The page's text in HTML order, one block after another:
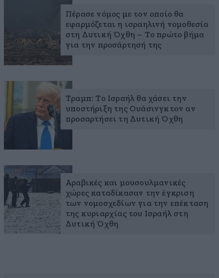
Πέρασε νόμος με τον οποίο θα
εφαρμόζεται η ισραηλινή νομοθεσία
στη Δυτική Όχθη – Το πρώτο βήμα
για την προσάρτησή της
Τραμπ: Το Ισραήλ θα χάσει την
υποστήριξη της Ουάσινγκτον αν
προσαρτήσει τη Δυτική Όχθη
Αραβικές και μουσουλμανικές
χώρες καταδίκασαν την έγκριση
των νομοσχεδίων για την επέκταση
της κυριαρχίας του Ισραήλ στη
Δυτική Όχθη